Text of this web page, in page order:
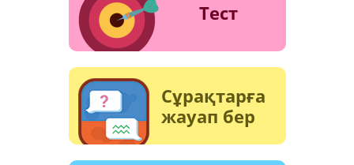
Тест
Сұрақтарға
жауап бер